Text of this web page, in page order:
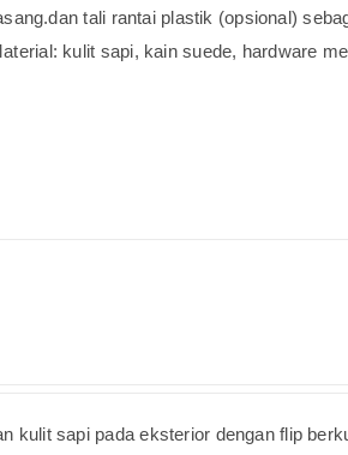
tali rantai plastik (opsional)
kulit sapi, kain suede, hardware
kulit sapi pada eksterior dengan flip